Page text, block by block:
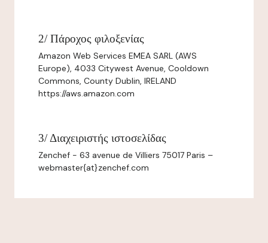
2/ Πάροχος φιλοξενίας
Amazon Web Services EMEA SARL (AWS
Europe), 4033 Citywest Avenue, Cooldown
Commons, County Dublin, IRELAND
https://aws.amazon.com
3/ Διαχειριστής ιστοσελίδας
Zenchef - 63 avenue de Villiers 75017 Paris –
webmaster{at}zenchef.com